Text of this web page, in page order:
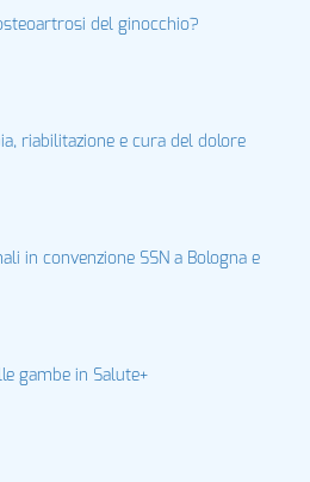
del ginocchio?
riabilitazione e cura del dolore
in convenzione SSN a Bologna e
gambe in Salute+